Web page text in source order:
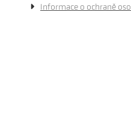
Informace o ochraně